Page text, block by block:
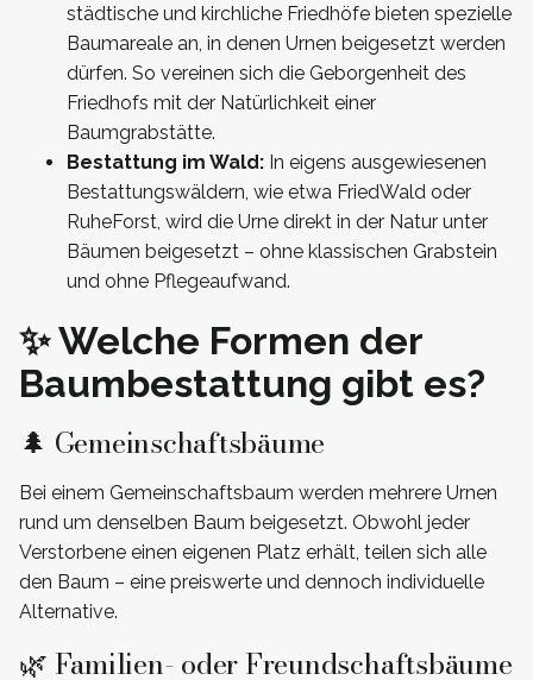
städtische und kirchliche Friedhöfe bieten spezielle
Baumareale an, in denen Urnen beigesetzt werden
dürfen. So vereinen sich die Geborgenheit des
Friedhofs mit der Natürlichkeit einer
Baumgrabstätte.
Bestattung im Wald: In eigens ausgewiesenen
Bestattungswäldern, wie etwa FriedWald oder
RuheForst, wird die Urne direkt in der Natur unter
Bäumen beigesetzt – ohne klassischen Grabstein
und ohne Pflegeaufwand.
✨ Welche Formen der
Baumbestattung gibt es?
🌲 Gemeinschaftsbäume
Bei einem Gemeinschaftsbaum werden mehrere Urnen
rund um denselben Baum beigesetzt. Obwohl jeder
Verstorbene einen eigenen Platz erhält, teilen sich alle
den Baum – eine preiswerte und dennoch individuelle
Alternative.
🌿 Familien- oder Freundschaftsbäume